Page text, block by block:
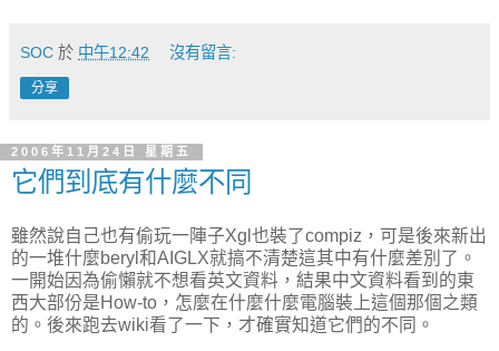
SOC 於 中午12:42 沒有留言:
分享
2006年11月24日 星期五
它們到底有什麼不同
雖然說自己也有偷玩一陣子Xgl也裝了compiz，可是後來新出
的一堆什麼beryl和AIGLX就搞不清楚這其中有什麼差別了。
一開始因為偷懶就不想看英文資料，結果中文資料看到的東
西大部份是How-to，怎麼在什麼什麼電腦裝上這個那個之類
的。後來跑去wiki看了一下，才確實知道它們的不同。